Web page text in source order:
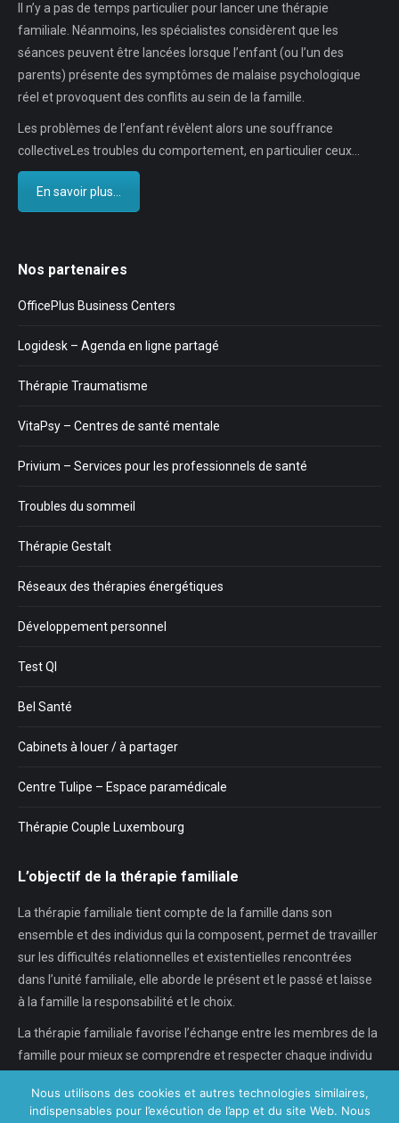
Il n’y a pas de temps particulier pour lancer une thérapie
familiale. Néanmoins, les spécialistes considèrent que les
séances peuvent être lancées lorsque l’enfant (ou l’un des
parents) présente des symptômes de malaise psychologique
réel et provoquent des conflits au sein de la famille.
Les problèmes de l’enfant révèlent alors une souffrance
collectiveLes troubles du comportement, en particulier ceux…
En savoir plus...
Nos partenaires
OfficePlus Business Centers
Logidesk – Agenda en ligne partagé
Thérapie Traumatisme
VitaPsy – Centres de santé mentale
Privium – Services pour les professionnels de santé
Troubles du sommeil
Thérapie Gestalt
Réseaux des thérapies énergétiques
Développement personnel
Test QI
Bel Santé
Cabinets à louer / à partager
Centre Tulipe – Espace paramédicale
Thérapie Couple Luxembourg
L’objectif de la thérapie familiale
La thérapie familiale tient compte de la famille dans son
ensemble et des individus qui la composent, permet de travailler
sur les difficultés relationnelles et existentielles rencontrées
dans l’unité familiale, elle aborde le présent et le passé et laisse
à la famille la responsabilité et le choix.
La thérapie familiale favorise l’échange entre les membres de la
famille pour mieux se comprendre et respecter chaque individu
En savoir plus...
Nous utilisons des cookies et autres technologies similaires,
indispensables pour l’exécution de l’app et du site Web. Nous